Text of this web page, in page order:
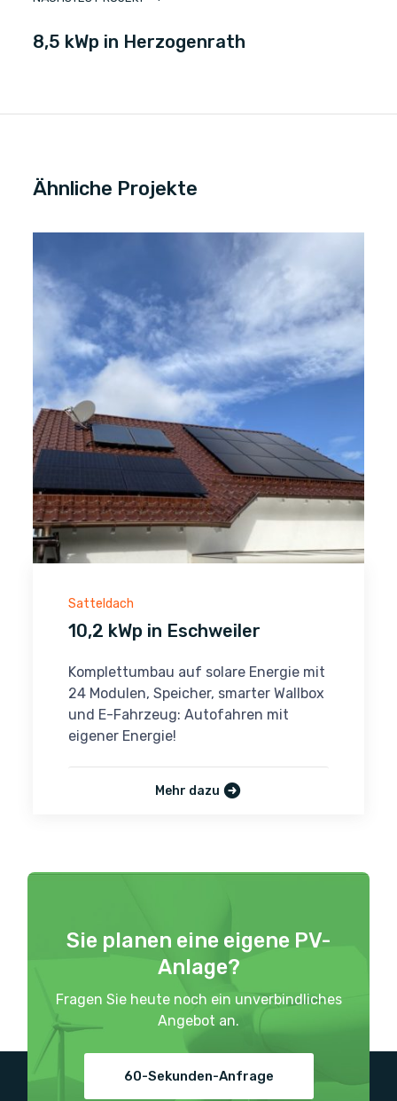
8,5 kWp in Herzogenrath
Ähnliche Projekte
Satteldach
10,2 kWp in Eschweiler
Komplettumbau auf solare Energie mit
24 Modulen, Speicher, smarter Wallbox
und E-Fahrzeug: Autofahren mit
eigener Energie!
Mehr dazu
Sie planen eine eigene PV-
Anlage?
Fragen Sie heute noch ein unverbindliches
Angebot an.
60-Sekunden-Anfrage